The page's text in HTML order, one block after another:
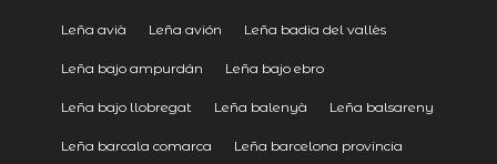
Leña avià Leña avión Leña badia del vallès
Leña bajo ampurdán Leña bajo ebro
Leña bajo llobregat Leña balenyà Leña balsareny
Leña barcala comarca Leña barcelona provincia